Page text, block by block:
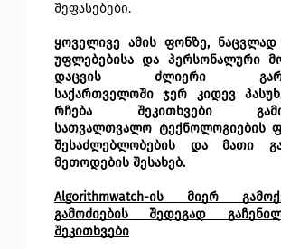
შეფასებები.
ყოველივე ამის ფონზე, ნაცვლად
უფლებებისა და პერსონალური
დაცვის ძლიერი
საქართველოში ჯერ კიდევ
რჩება შეკითხვები
სათვალთვალო ტექნოლოგიების
შესაძლებლობების და მათი
მეთოდების შესახებ.
Algorithmwatch-ის მიერ
გამოძიების შედეგად
შეკითხვები